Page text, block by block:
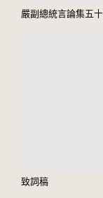
嚴副總統言論集五十
致詞稿